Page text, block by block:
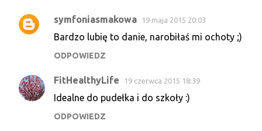
symfoniasmakowa 19 maja 2015 20:03
Bardzo lubię to danie, narobiłaś mi ochoty ;)
ODPOWIEDZ
FitHealthyLife 19 czerwca 2015 18:39
Idealne do pudełka i do szkoły :)
ODPOWIEDZ